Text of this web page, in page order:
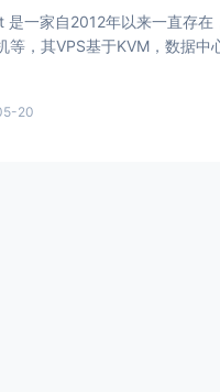
一家自2012年以来一直存在，并
等，其VPS基于KVM，数据
20